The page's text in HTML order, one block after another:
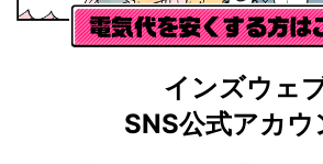
インズウェ
SNS公式アカウ